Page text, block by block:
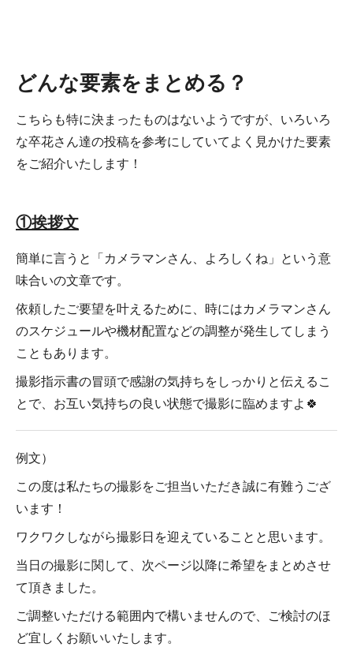
どんな要素をまとめる？
こちらも特に決まったものはないようですが、いろいろ
な卒花さん達の投稿を参考にしていてよく見かけた要素
をご紹介いたします！
①挨拶文
簡単に言うと「カメラマンさん、よろしくね」という意
味合いの文章です。
依頼したご要望を叶えるために、時にはカメラマンさん
のスケジュールや機材配置などの調整が発生してしまう
こともあります。
撮影指示書の冒頭で感謝の気持ちをしっかりと伝えるこ
とで、お互い気持ちの良い状態で撮影に臨めますよ🍀
例文）
この度は私たちの撮影をご担当いただき誠に有難うござ
います！
ワクワクしながら撮影日を迎えていることと思います。
当日の撮影に関して、次ページ以降に希望をまとめさせ
て頂きました。
ご調整いただける範囲内で構いませんので、ご検討のほ
ど宜しくお願いいたします。